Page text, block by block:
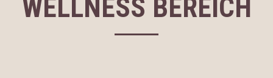
WELLNESS BEREICH